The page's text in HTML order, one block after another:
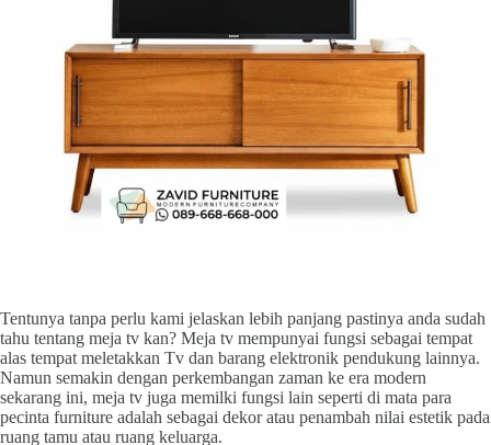
Tentunya tanpa perlu kami jelaskan lebih panjang pastinya anda sudah
tahu tentang meja tv kan? Meja tv mempunyai fungsi sebagai tempat
alas tempat meletakkan Tv dan barang elektronik pendukung lainnya.
Namun semakin dengan perkembangan zaman ke era modern
sekarang ini, meja tv juga memilki fungsi lain seperti di mata para
pecinta furniture adalah sebagai dekor atau penambah nilai estetik pada
ruang tamu atau ruang keluarga.